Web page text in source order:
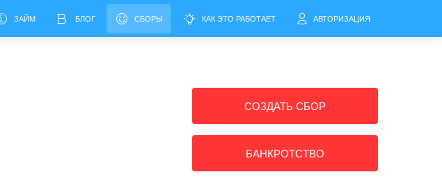
ЗАЙМ БЛОГ СБОРЫ КАК ЭТО РАБОТАЕТ АВТОРИЗАЦИЯ
СОЗДАТЬ СБОР
БАНКРОТСТВО